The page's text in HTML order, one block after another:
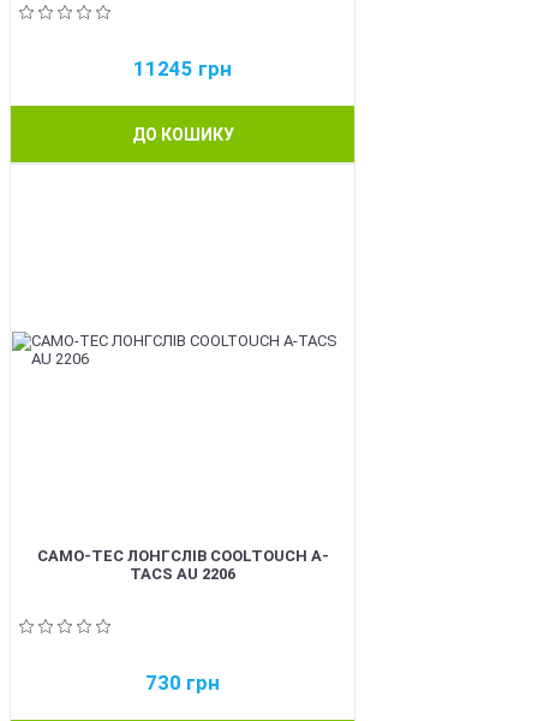
11245 грн
ДО КОШИКУ
CAMO-TEC ЛОНГСЛІВ COOLTOUCH A-
TACS AU 2206
730 грн